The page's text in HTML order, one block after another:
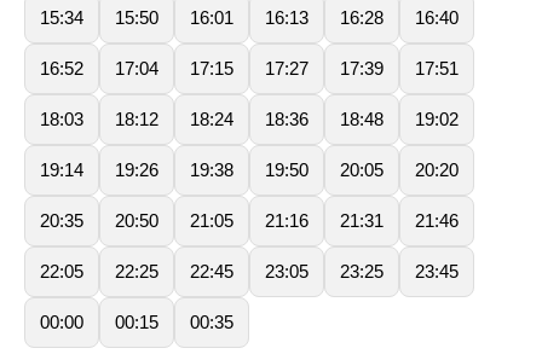
15:34 15:50 16:01 16:13 16:28 16:40
16:52 17:04 17:15 17:27 17:39 17:51
18:03 18:12 18:24 18:36 18:48 19:02
19:14 19:26 19:38 19:50 20:05 20:20
20:35 20:50 21:05 21:16 21:31 21:46
22:05 22:25 22:45 23:05 23:25 23:45
00:00 00:15 00:35